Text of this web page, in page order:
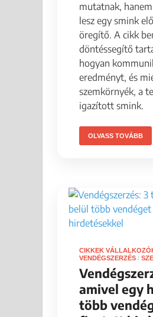
mutatnak,
lesz egy smink
öregítő. A cikk
döntéssegítő
hogyan
eredményt, és
szemkörnyék, a
igazított smink.
OLVASS TOVÁBB
CIKKEK
VENDÉGSZERZÉS /
amivel egy
több